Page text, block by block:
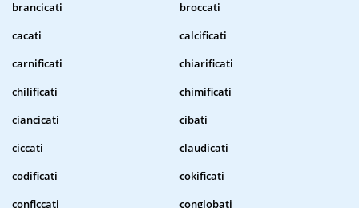
brancicati
broccati
cacati
calcificati
carnificati
chiarificati
chilificati
chimificati
ciancicati
cibati
ciccati
claudicati
codificati
cokificati
conficcati
conglobati